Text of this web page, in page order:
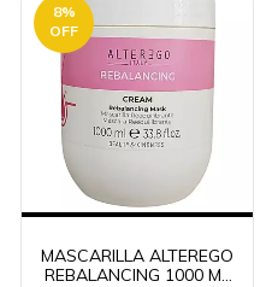
8%
OFF
MASCARILLA ALTEREGO
REBALANCING 1000 ML